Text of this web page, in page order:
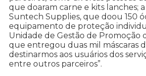
que doaram carne e kits lanches;
Suntech Supplies, que doou 150
equipamento de proteção
Unidade de Gestão de Promoção
que entregou duas mil máscaras
destinarmos aos usuários dos
entre outros parceiros”.